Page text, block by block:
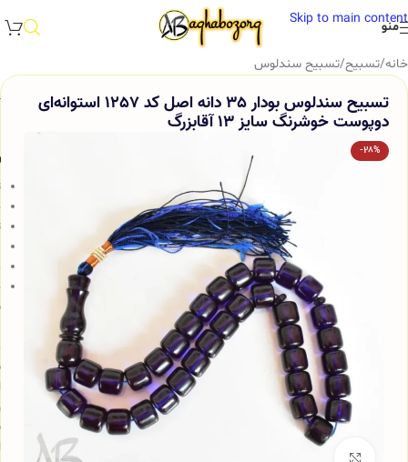
Skip to main content
منو
خانه/تسبیح/تسبیح سندلوس
تسبیح سندلوس بودار 35 دانه اصل کد 1257 استوانه‌ای
دوپوست خوشرنگ سایز 13 آقابزرگ
-28%